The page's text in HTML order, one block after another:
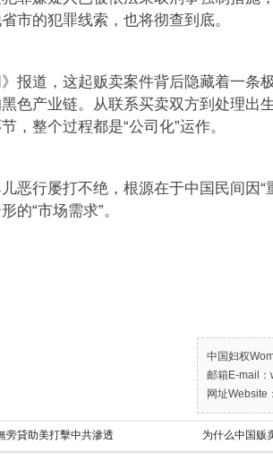
市的犯罪线索，也将彻查到底。
报道，这起贩卖案件背后隐藏着一条
色产业链。从联系买卖双方到处理出
，整个过程都是“公司化”运作。
恶行屡打不绝，根源在于中国民间因“
的“市场需求”。
中国妇权
邮箱E-mail
网址Website
旁貸助美打擊中共滲透 为什么中国贩